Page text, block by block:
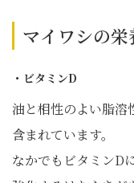
マイワシの栄
・ビタミンD
油と相性のよい脂溶
含まれています。
なかでもビタミンD